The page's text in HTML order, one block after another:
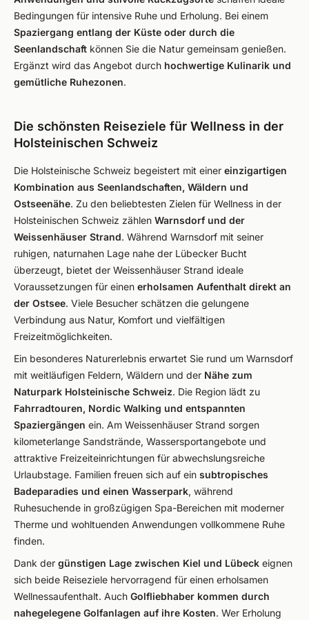
Bedingungen für intensive Ruhe und Erholung. Bei einem
Spaziergang entlang der Küste oder durch die
Seenlandschaft können Sie die Natur gemeinsam genießen.
Ergänzt wird das Angebot durch hochwertige Kulinarik und
gemütliche Ruhezonen.
Die schönsten Reiseziele für Wellness in der
Holsteinischen Schweiz
Die Holsteinische Schweiz begeistert mit einer einzigartigen
Kombination aus Seenlandschaften, Wäldern und
Ostseenähe. Zu den beliebtesten Zielen für Wellness in der
Holsteinischen Schweiz zählen Warnsdorf und der
Weissenhäuser Strand. Während Warnsdorf mit seiner
ruhigen, naturnahen Lage nahe der Lübecker Bucht
überzeugt, bietet der Weissenhäuser Strand ideale
Voraussetzungen für einen erholsamen Aufenthalt direkt an
der Ostsee. Viele Besucher schätzen die gelungene
Verbindung aus Natur, Komfort und vielfältigen
Freizeitmöglichkeiten.
Ein besonderes Naturerlebnis erwartet Sie rund um Warnsdorf
mit weitläufigen Feldern, Wäldern und der Nähe zum
Naturpark Holsteinische Schweiz. Die Region lädt zu
Fahrradtouren, Nordic Walking und entspannten
Spaziergängen ein. Am Weissenhäuser Strand sorgen
kilometerlange Sandstrände, Wassersportangebote und
attraktive Freizeiteinrichtungen für abwechslungsreiche
Urlaubstage. Familien freuen sich auf ein subtropisches
Badeparadies und einen Wasserpark, während
Ruhesuchende in großzügigen Spa-Bereichen mit moderner
Therme und wohltuenden Anwendungen vollkommene Ruhe
finden.
Dank der günstigen Lage zwischen Kiel und Lübeck eignen
sich beide Reiseziele hervorragend für einen erholsamen
Wellnessaufenthalt. Auch Golfliebhaber kommen durch
nahegelegene Golfanlagen auf ihre Kosten. Wer Erholung